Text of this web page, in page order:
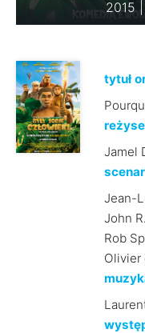
2015
tytuł
Jamel
Jean-
John
Rob
Olivier